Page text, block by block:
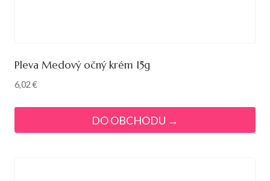
Pleva Medový očný krém 15g
6,02€
DO OBCHODU →